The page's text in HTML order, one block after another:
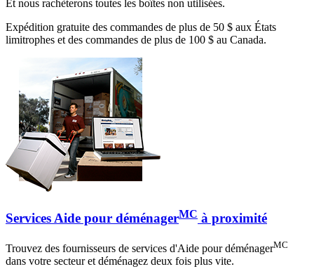
Et nous rachèterons toutes les boîtes non utilisées.
Expédition gratuite des commandes de plus de 50 $ aux États
limitrophes et des commandes de plus de 100 $ au Canada.
Services Aide pour déménagerMC à proximité
Trouvez des fournisseurs de services d'Aide pour déménagerMC
dans votre secteur et déménagez deux fois plus vite.